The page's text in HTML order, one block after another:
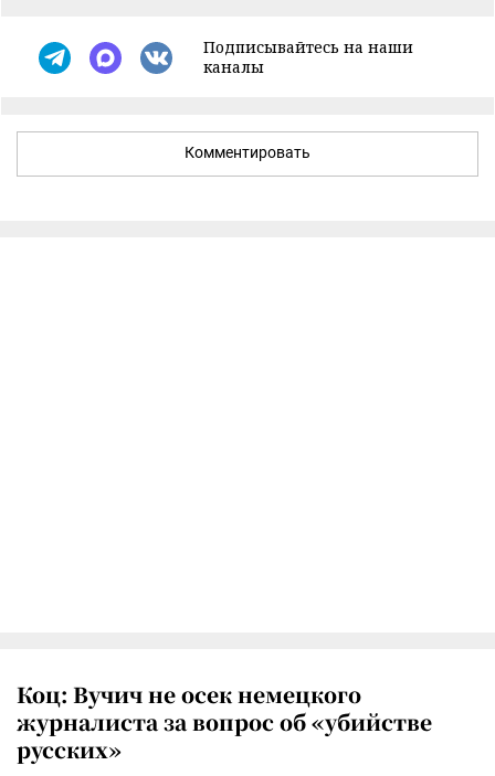
Подписывайтесь на наши
каналы
Комментировать
Коц: Вучич не осек немецкого
журналиста за вопрос об «убийстве
русских»